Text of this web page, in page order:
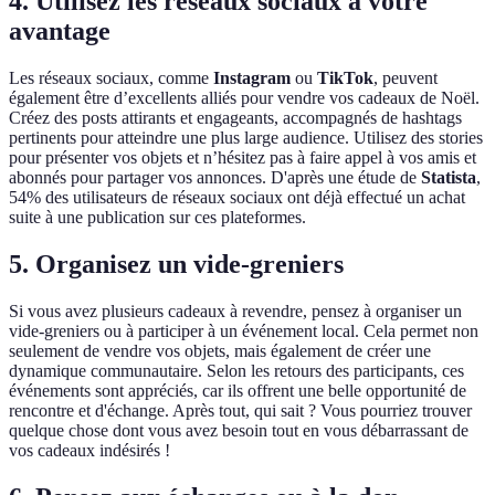
avantage
Les réseaux sociaux, comme Instagram ou TikTok, peuvent
également être d’excellents alliés pour vendre vos cadeaux de Noël.
Créez des posts attirants et engageants, accompagnés de hashtags
pertinents pour atteindre une plus large audience. Utilisez des stories
pour présenter vos objets et n’hésitez pas à faire appel à vos amis et
abonnés pour partager vos annonces. D'après une étude de Statista,
54% des utilisateurs de réseaux sociaux ont déjà effectué un achat
suite à une publication sur ces plateformes.
5. Organisez un vide-greniers
Si vous avez plusieurs cadeaux à revendre, pensez à organiser un
vide-greniers ou à participer à un événement local. Cela permet non
seulement de vendre vos objets, mais également de créer une
dynamique communautaire. Selon les retours des participants, ces
événements sont appréciés, car ils offrent une belle opportunité de
rencontre et d'échange. Après tout, qui sait ? Vous pourriez trouver
quelque chose dont vous avez besoin tout en vous débarrassant de
vos cadeaux indésirés !